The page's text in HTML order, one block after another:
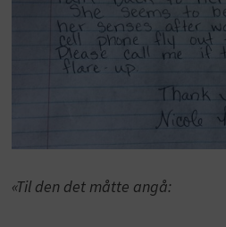
«Til den det måtte angå: